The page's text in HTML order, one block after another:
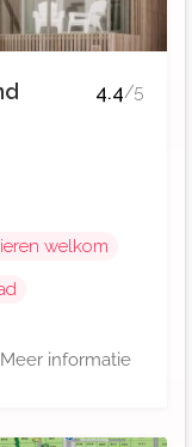
4.4/5
welkom
Meer informatie